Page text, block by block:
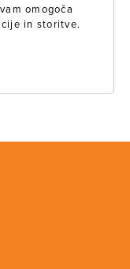
omogoča
in storitve.